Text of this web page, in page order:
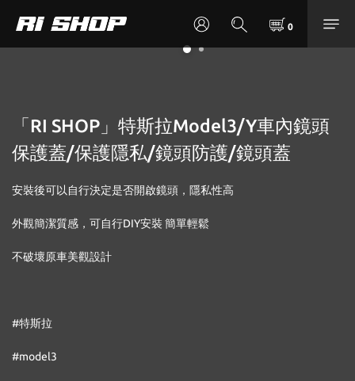
「RI SHOP」特斯拉Model3/Y車內鏡頭
保護蓋/保護隱私/鏡頭防護/鏡頭蓋
安裝後可以自行決定是否開啟鏡頭，隱私性高
外觀簡潔質感，可自行DIY安裝 簡單輕鬆
不破壞原車美觀設計
#特斯拉
#model3